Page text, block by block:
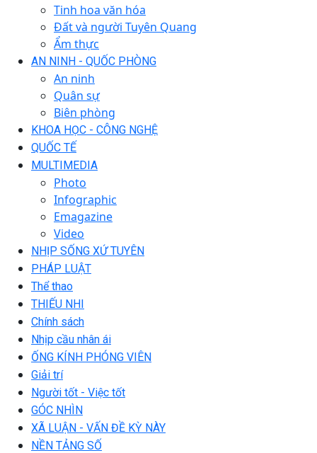
Tinh hoa văn hóa
Đất và người Tuyên Quang
Ẩm thực
AN NINH - QUỐC PHÒNG
An ninh
Quân sự
Biên phòng
KHOA HỌC - CÔNG NGHỆ
QUỐC TẾ
MULTIMEDIA
Photo
Infographic
Emagazine
Video
NHỊP SỐNG XỨ TUYÊN
PHÁP LUẬT
Thể thao
THIẾU NHI
Chính sách
Nhịp cầu nhân ái
ỐNG KÍNH PHÓNG VIÊN
Giải trí
Người tốt - Việc tốt
GÓC NHÌN
XÃ LUẬN - VẤN ĐỀ KỲ NÀY
NỀN TẢNG SỐ